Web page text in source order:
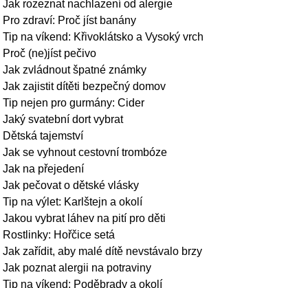
Jak rozeznat nachlazení od alergie
Pro zdraví: Proč jíst banány
Tip na víkend: Křivoklátsko a Vysoký vrch
Proč (ne)jíst pečivo
Jak zvládnout špatné známky
Jak zajistit dítěti bezpečný domov
Tip nejen pro gurmány: Cider
Jaký svatební dort vybrat
Dětská tajemství
Jak se vyhnout cestovní trombóze
Jak na přejedení
Jak pečovat o dětské vlásky
Tip na výlet: Karlštejn a okolí
Jakou vybrat láhev na pití pro děti
Rostlinky: Hořčice setá
Jak zařídit, aby malé dítě nevstávalo brzy
Jak poznat alergii na potraviny
Tip na víkend: Poděbrady a okolí